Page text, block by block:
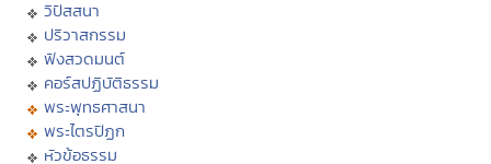
วิปัสสนา
ปริวาสกรรม
ฟังสวดมนต์
คอร์สปฏิบัติธรรม
พระพุทธศาสนา
พระไตรปิฏก
หัวข้อธรรม